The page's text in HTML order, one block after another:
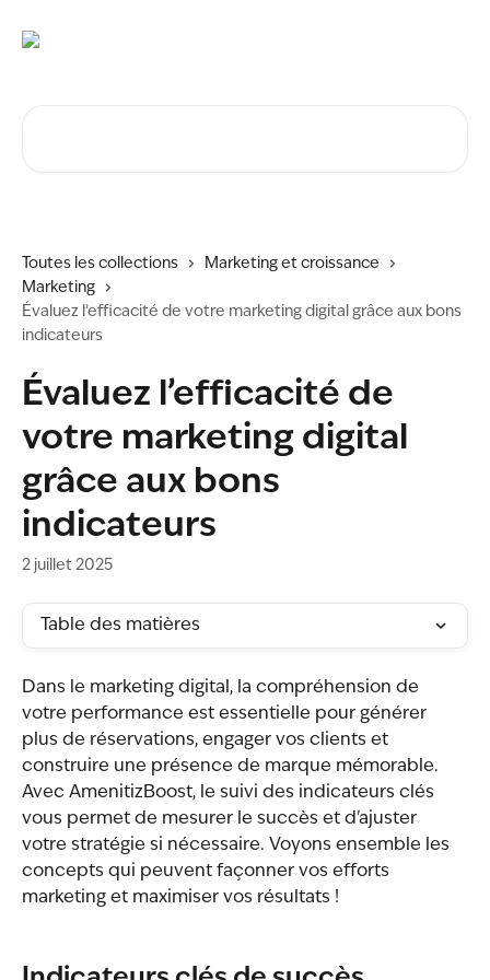
Toutes les collections
Marketing et croissance
Marketing
Évaluez l’efficacité de votre marketing digital grâce aux bons
indicateurs
Évaluez l’efficacité de
votre marketing digital
grâce aux bons
indicateurs
2 juillet 2025
Table des matières
Dans le marketing digital, la compréhension de
votre performance est essentielle pour générer
plus de réservations, engager vos clients et
construire une présence de marque mémorable.
Avec AmenitizBoost, le suivi des indicateurs clés
vous permet de mesurer le succès et d'ajuster
votre stratégie si nécessaire. Voyons ensemble les
concepts qui peuvent façonner vos efforts
marketing et maximiser vos résultats !